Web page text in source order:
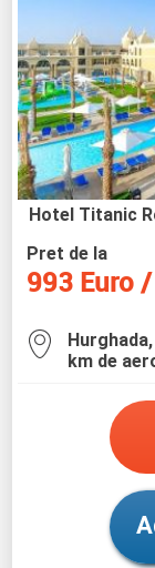
Hotel Titanic
Pret de la
993 Euro
km de